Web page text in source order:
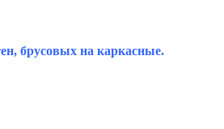
брусовых на каркасные.